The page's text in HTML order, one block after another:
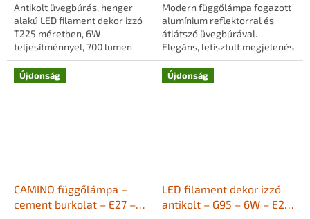
Antikolt üvegbúrás, henger
alakú LED filament dekor izzó
T225 méretben, 6W
teljesítménnyel, 700 lumen
fényárammal és 2200K extra
meleg fehér fénnyel.
Szabályozható fényerő, E27...
Modern függőlámpa fogazott
alumínium reflektorral és
átlátszó üvegbúrával.
Elegáns, letisztult megjelenés
bármely modern enteriőrbe.
Újdonság
CAMINO függőlámpa –
cement burkolat – E27 –
Újdonság
LED filament dekor izzó
antikolt – G95 – 6W – E27